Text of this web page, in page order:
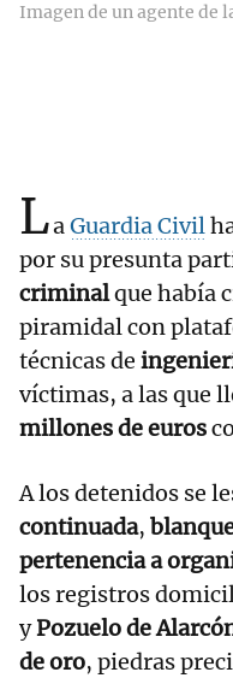
Imagen de un agente de
LaGuardia Civil
por su presunta
criminalque había
piramidal con
técnicas de
víctimas, a las que
millones de euros
A los detenidos se
continuada,
pertenencia a
los registros
yPozuelo de
de oro, piedras